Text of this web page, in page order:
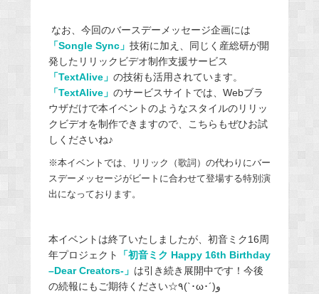
なお、 今回のバースデーメッセージ企画には
「Songle Sync」 技術に加え、同じく産総研が開
発したリリックビデオ制作支援サービス
「TextAlive」 の技術も活用されています。
「TextAlive」 のサービスサイトでは、Webブラ
ウザだけで本イベントのようなスタイルのリリッ
クビデオを制作できますので、こちらもぜひお試
しくださいね♪
※本イベントでは、リリック（歌詞）の代わりにバー
スデーメッセージがビートに合わせて登場する特別演
出になっております。
本イベントは終了いたしましたが、初音ミク16周
年プロジェクト
「初音ミク Happy 16th Birthday
–Dear Creators-」 は引き続き展開中です！今後
の続報にもご期待ください☆٩(`･ω･´)و